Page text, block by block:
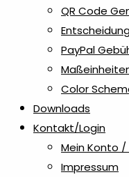
QR Code
PayPal
Color
Downloads
Kontakt/Login
Mein Konto /
Impressum